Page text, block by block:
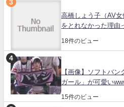
高橋しょう子（AV
をとれなかった理由
18件のビュー
【画像】ソフトバン
ガール」が可愛い
15件のビュー